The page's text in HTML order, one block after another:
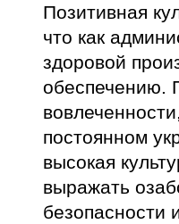
Позитивная
что как
здоровой
обеспечению.
постоянном
высокая
выражать
безопасности